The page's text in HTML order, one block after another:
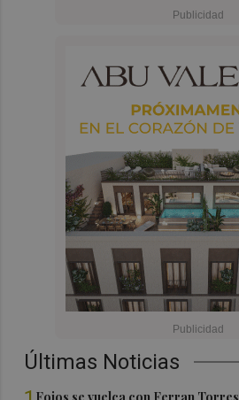
Últimas Noticias